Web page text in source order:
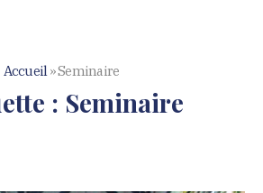
Accueil»Seminaire
: Seminaire